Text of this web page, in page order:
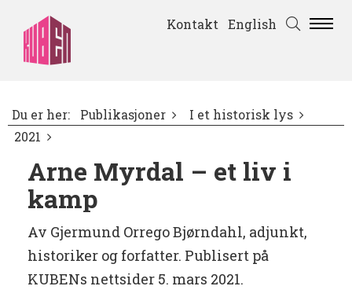
Kontakt English
Du er her: Publikasjoner
I et historisk lys
2021
Arne Myrdal – et liv i
kamp
Av Gjermund Orrego Bjørndahl, adjunkt,
historiker og forfatter. Publisert på
KUBENs nettsider 5. mars 2021.